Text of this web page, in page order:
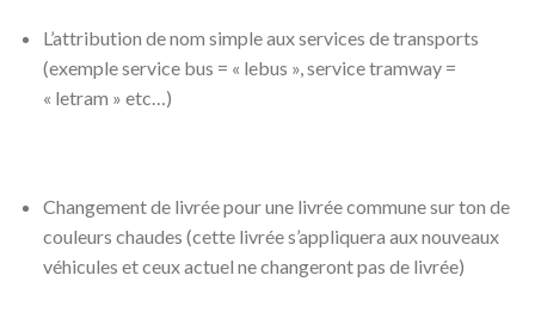
L’attribution de nom simple aux services de transports
(exemple service bus = « lebus », service tramway =
« letram » etc…)
Changement de livrée pour une livrée commune sur ton de
couleurs chaudes (cette livrée s’appliquera aux nouveaux
véhicules et ceux actuel ne changeront pas de livrée)